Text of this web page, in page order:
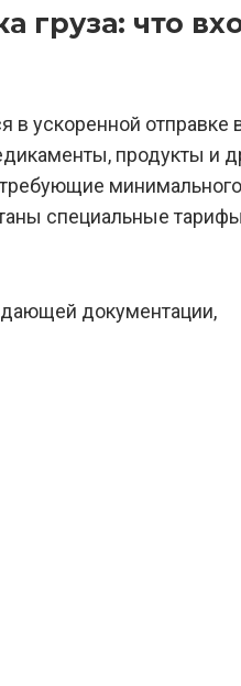
груза: что
в ускоренной
продукты и
специальные
документации,